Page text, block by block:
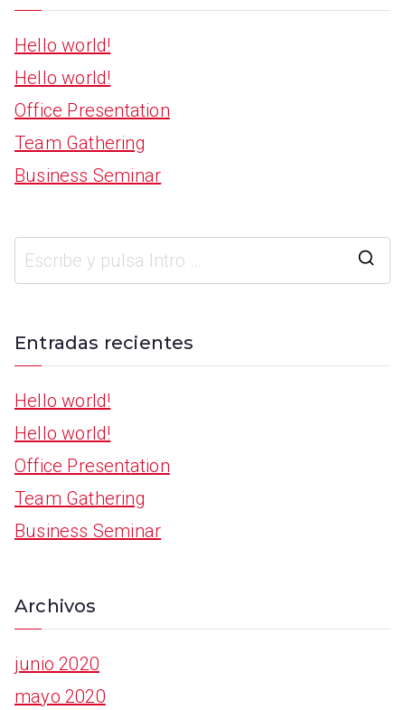
Hello world!
Hello world!
Office Presentation
Team Gathering
Business Seminar
Entradas recientes
Hello world!
Hello world!
Office Presentation
Team Gathering
Business Seminar
Archivos
junio 2020
mayo 2020